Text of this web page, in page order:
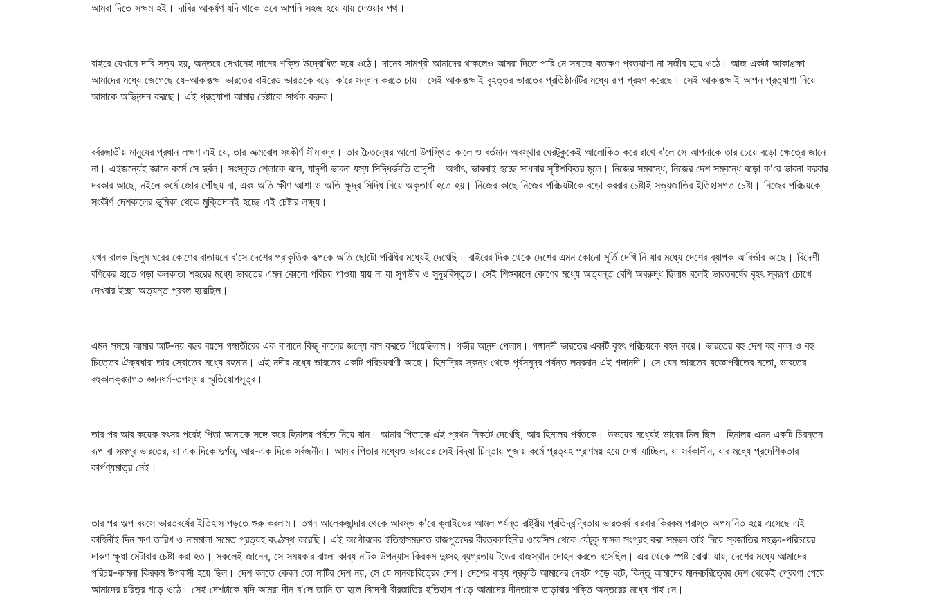
আমরা দিতে সক্ষম হই। দাবির আকর্ষণ যদি থাকে তবে আপনি সহজ হয়ে যায় দেওয়ার পথ।
বাইরে যেখানে দাবি সত্য হয়, অন্তরে সেখানেই দানের শক্তি উদ্বোধিত হয়ে ওঠে। দানের সামগ্রী আমাদের থাকলেও আমরা দিতে পারি নে সমাজে যতক্ষণ প্রত্যাশা না সজীব হয়ে ওঠে। আজ একটা আকাঙক্ষা
আমাদের মধ্যে জেগেছে যে-আকাঙক্ষা ভারতের বাইরেও ভারতকে বড়ো ক'রে সন্ধান করতে চায়। সেই আকাঙক্ষাই বৃহত্তর ভারতের প্রতিষ্ঠানটির মধ্যে রূপ গ্রহণ করেছে। সেই আকাঙক্ষাই আপন প্রত্যাশা নিয়ে
আমাকে অভিনন্দন করছে। এই প্রত্যাশা আমার চেষ্টাকে সার্থক করুক।
বর্বরজাতীয় মানুষের প্রধান লক্ষণ এই যে, তার আত্মবোধ সংকীর্ণ সীমাবদ্ধ। তার চৈতন্যের আলো উপস্থিত কালে ও বর্তমান অবস্থার ঘেরটুকুকেই আলোকিত করে রাখে ব'লে সে আপনাকে তার চেয়ে বড়ো ক্ষেত্রে জানে
না। এইজন্যেই জ্ঞানে কর্মে সে দুর্বল। সংস্কৃত শ্লোকে বলে, যাদৃশী ভাবনা যস্য সিদ্ধির্ভবতি তাদৃশী। অর্থাৎ, ভাবনাই হচ্ছে সাধনার সৃষ্টিশক্তির মূলে। নিজের সম্বন্ধে, নিজের দেশ সম্বন্ধে বড়ো ক'রে ভাবনা করবার
দরকার আছে, নইলে কর্মে জোর পৌঁছয় না, এবং অতি ক্ষীণ আশা ও অতি ক্ষুদ্র সিদ্ধি নিয়ে অকৃতার্থ হতে হয়। নিজের কাছে নিজের পরিচয়টাকে বড়ো করবার চেষ্টাই সভ্যজাতির ইতিহাসগত চেষ্টা। নিজের পরিচয়কে
সংকীর্ণ দেশকালের ভূমিকা থেকে মুক্তিদানই হচ্ছে এই চেষ্টার লক্ষ্য।
যখন বালক ছিলুম ঘরের কোণের বাতায়নে ব'সে দেশের প্রাকৃতিক রূপকে অতি ছোটো পরিধির মধ্যেই দেখেছি। বাইরের দিক থেকে দেশের এমন কোনো মূর্তি দেখি নি যার মধ্যে দেশের ব্যাপক আবির্ভাব আছে। বিদেশী
বণিকের হাতে গড়া কলকাতা শহরের মধ্যে ভারতের এমন কোনো পরিচয় পাওয়া যায় না যা সুগভীর ও সুদূরবিস্তৃত। সেই শিশুকালে কোণের মধ্যে অত্যন্ত বেশি অবরুদ্ধ ছিলাম বলেই ভারতবর্ষের বৃহৎ স্বরূপ চোখে
দেখবার ইচ্ছা অত্যন্ত প্রবল হয়েছিল।
এমন সময়ে আমার আট-নয় বছর বয়সে গঙ্গাতীরের এক বাগানে কিছু কালের জন্যে বাস করতে গিয়েছিলাম। গভীর আনন্দ পেলাম। গঙ্গানদী ভারতের একটি বৃহৎ পরিচয়কে বহন করে। ভারতের বহু দেশ বহু কাল ও বহু
চিত্তের ঐক্যধারা তার স্রোতের মধ্যে বহমান। এই নদীর মধ্যে ভারতের একটি পরিচয়বাণী আছে। হিমাদ্রির স্কন্ধ থেকে পূর্বসমুদ্র পর্যন্ত লম্বমান এই গঙ্গানদী। সে যেন ভারতের যজ্ঞোপবীতের মতো, ভারতের
বহুকালক্রমাগত জ্ঞানধর্ম-তপস্যার স্মৃতিযোগসূত্র।
তার পর আর কয়েক বৎসর পরেই পিতা আমাকে সঙ্গে করে হিমালয় পর্বতে নিয়ে যান। আমার পিতাকে এই প্রথম নিকটে দেখেছি, আর হিমালয় পর্বতকে। উভয়ের মধ্যেই ভাবের মিল ছিল। হিমালয় এমন একটি চিরন্তন
রূপ বা সমগ্র ভারতের, যা এক দিকে দুর্গম, আর-এক দিকে সর্বজনীন। আমার পিতার মধ্যেও ভারতের সেই বিদ্যা চিন্তায় পূজায় কর্মে প্রত্যহ প্রাণময় হয়ে দেখা যাচ্ছিল, যা সর্বকালীন, যার মধ্যে প্রদেশিকতার
কার্পণ্যমাত্র নেই।
তার পর অল্প বয়সে ভারতবর্ষের ইতিহাস পড়তে শুরু করলাম। তখন আলেকজান্দার থেকে আরম্ভ ক'রে ক্লাইভের আমল পর্যন্ত রাষ্ট্রীয় প্রতিদ্বন্দ্বিতায় ভারতবর্ষ বারবার কিরকম পরাস্ত অপমানিত হয়ে এসেছে এই
কাহিনীই দিন ক্ষণ তারিখ ও নামমালা সমেত প্রত্যহ কণ্ঠস্থ করেছি। এই অগৌরবের ইতিহাসমরুতে রাজপুতদের বীরত্বকাহিনীর ওয়েসিস থেকে যেটুকু ফসল সংগ্রহ করা সম্ভব তাই নিয়ে স্বজাতির মহত্ত্ব-পরিচয়ের
দারুণ ক্ষুধা মেটাবার চেষ্টা করা হত। সকলেই জানেন, সে সময়কার বাংলা কাব্য নাটক উপন্যাস কিরকম দুঃসহ ব্যগ্রতায় টডের রাজস্থান দোহন করতে বসেছিল। এর থেকে স্পষ্ট বোঝা যায়, দেশের মধ্যে আমাদের
পরিচয়-কামনা কিরকম উপবাসী হয়ে ছিল। দেশ বলতে কেবল তো মাটির দেশ নয়, সে যে মানবচরিত্রের দেশ। দেশের বাহ্য প্রকৃতি আমাদের দেহটা গড়ে বটে, কিন্তু আমাদের মানবচরিত্রের দেশ থেকেই প্রেরণা পেয়ে
আমাদের চরিত্র গড়ে ওঠে। সেই দেশটাকে যদি আমরা দীন ব'লে জানি তা হলে বিদেশী বীরজাতির ইতিহাস প'ড়ে আমাদের দীনতাকে তাড়াবার শক্তি অন্তরের মধ্যে পাই নে।